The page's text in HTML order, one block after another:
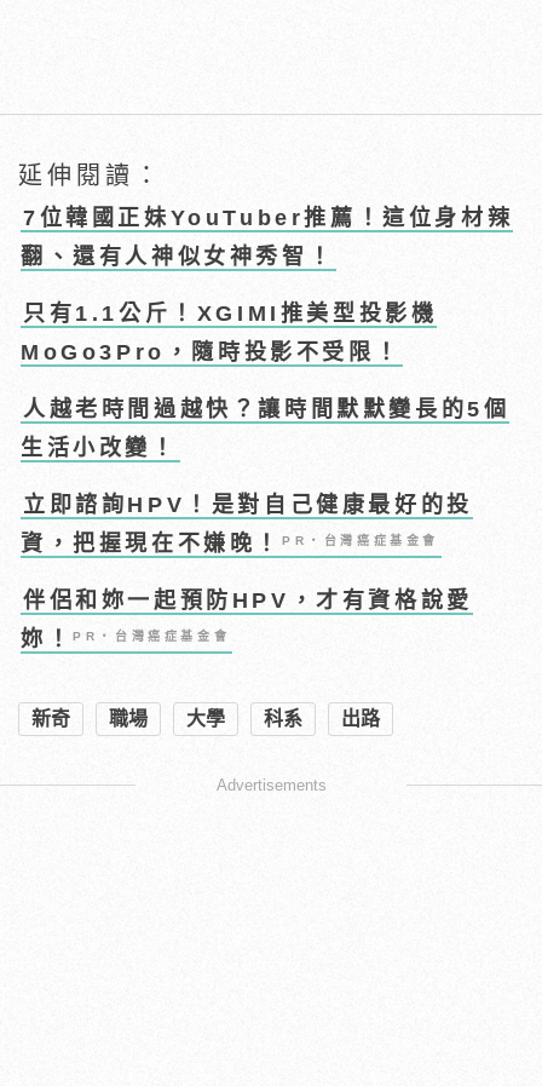
延伸閱讀：
7位韓國正妹YouTuber推薦！這位身材辣
翻、還有人神似女神秀智！
只有1.1公斤！XGIMI推美型投影機
MoGo3Pro，隨時投影不受限！
人越老時間過越快？讓時間默默變長的5個
生活小改變！
立即諮詢HPV！是對自己健康最好的投
資，把握現在不嫌晚！PR・台灣癌症基金會
伴侶和妳一起預防HPV，才有資格說愛
妳！PR・台灣癌症基金會
新奇 職場 大學 科系 出路
Advertisements